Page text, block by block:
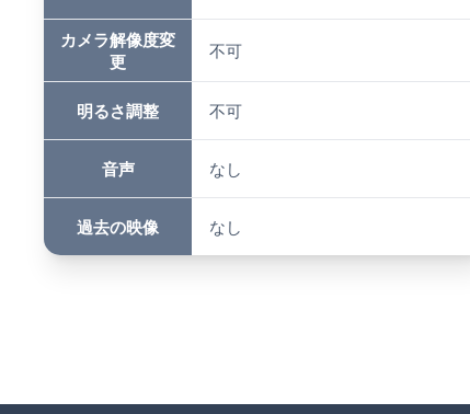
カメラ解像度変
更
不可
明るさ調整 不可
音声 なし
過去の映像 なし